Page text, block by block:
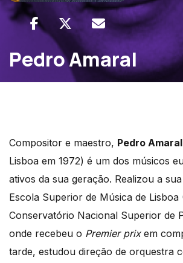
Pedro Amaral
Compositor e maestro, Pedro Amaral
Lisboa em 1972) é um dos músicos
ativos da sua geração. Realizou a
Escola Superior de Música de Lisboa
Conservatório Nacional Superior de
onde recebeu o Premier prixem
tarde, estudou direção de orquestra